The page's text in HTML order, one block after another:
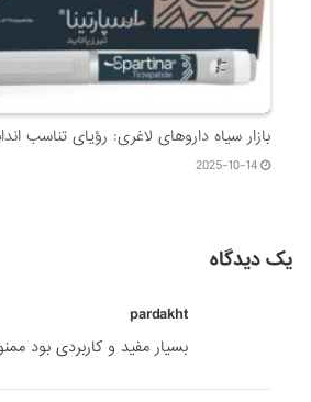
بازار سیاه داروهای لاغری: رؤیای تناسب
2025-10-14
یک دیدگاه
pardakht
بسیار مفید و کاربردی بود